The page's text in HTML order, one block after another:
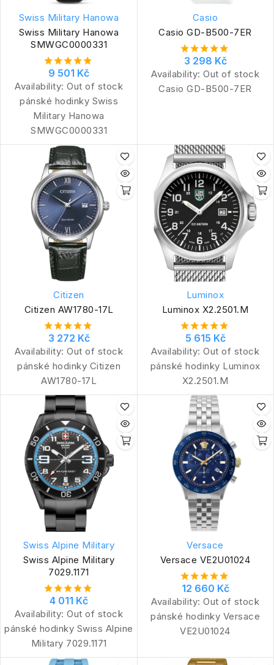
Swiss Military Hanowa
Swiss Military Hanowa
SMWGC0000331
9 501 Kč
Availability: Out of stock
pánské hodinky Swiss
Military Hanowa
SMWGC0000331
Casio
Casio GD-B500-7ER
3 298 Kč
Availability: Out of stock
Casio GD-B500-7ER
Citizen
Citizen AW1780-17L
3 272 Kč
Availability: Out of stock
pánské hodinky Citizen
AW1780-17L
Luminox
Luminox X2.2501.M
5 615 Kč
Availability: Out of stock
pánské hodinky Luminox
X2.2501.M
Swiss Alpine Military
Swiss Alpine Military
7029.1171
4 011 Kč
Availability: Out of stock
pánské hodinky Swiss Alpine
Military 7029.1171
Versace
Versace VE2U01024
12 660 Kč
Availability: Out of stock
pánské hodinky Versace
VE2U01024